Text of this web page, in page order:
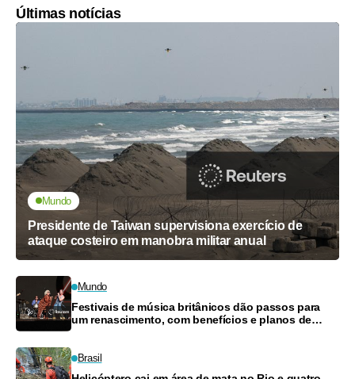
Últimas notícias
Mundo
Presidente de Taiwan supervisiona exercício de
ataque costeiro em manobra militar anual
Mundo
Festivais de música britânicos dão passos para
um renascimento, com benefícios e planos de
Brasil